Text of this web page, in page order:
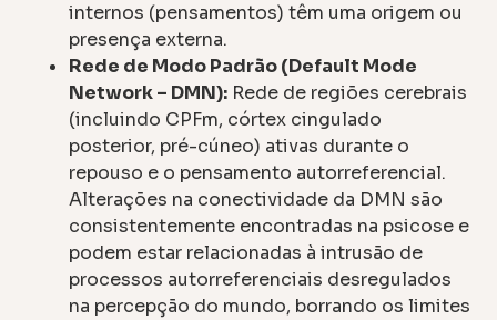
internos (pensamentos) têm uma origem ou
presença externa.
Rede de Modo Padrão (Default Mode
Network – DMN): Rede de regiões cerebrais
(incluindo CPFm, córtex cingulado
posterior, pré-cúneo) ativas durante o
repouso e o pensamento autorreferencial.
Alterações na conectividade da DMN são
consistentemente encontradas na psicose e
podem estar relacionadas à intrusão de
processos autorreferenciais desregulados
na percepção do mundo, borrando os limites